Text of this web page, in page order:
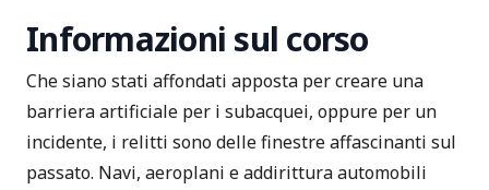
Informazioni sul corso
Che siano stati affondati apposta per creare una
barriera artificiale per i subacquei, oppure per un
incidente, i relitti sono delle finestre affascinanti sul
passato. Navi, aeroplani e addirittura automobili